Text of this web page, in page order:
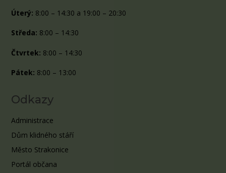
Úterý: 8:00 – 14:30 a 19:00 – 20:30
Středa: 8:00 – 14:30
Čtvrtek: 8:00 – 14:30
Pátek: 8:00 – 13:00
Odkazy
Administrace
Dům klidného stáří
Město Strakonice
Portál občana